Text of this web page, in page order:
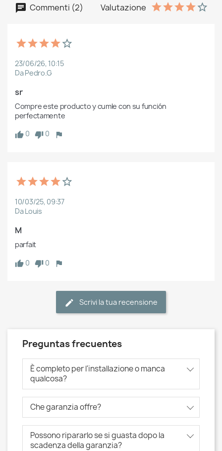
Commenti (2) Valutazione
23/06/26, 10:15
Da Pedro.G
sr
Compre este producto y cumle con su función
perfectamente
0
0
10/03/25, 09:37
Da Louis
M
parfait
0
0
Scrivi la tua recensione
Preguntas frecuentes
È completo per l'installazione o manca
qualcosa?
Che garanzia offre?
Possono ripararlo se si guasta dopo la
scadenza della garanzia?